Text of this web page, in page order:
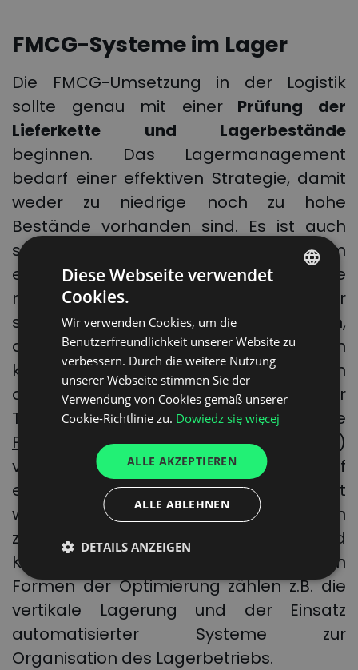
FMCG-Systeme im Lager
Die FMCG-Umsetzung in der Logistik
sollte genau mit einerPrüfung der
Lieferkette und Lagerbestände
beginnen. Das Lagermanagement
bedarf einer effektiven Strategie, damit
weder zu niedrige noch zu hohe
Bestände vorhanden sind. Es ist auch
sehr wichtig, den Lagerraum
entsprechend zu verwalten. Die Produkte
mit der kürzesten Haltbarkeitsdauer
sollten den Vorrang vor solchen haben,
die etwas länger im Lager bleiben
können. Die FMCG-Prozesse können
auch durch den Einsatz moderner
Transport Management Systeme wie
Freights
automatisierter-frachtauftrag )
verbessert werden. Die Waren, die auf
eine ähnliche Weise transportiert
werden, z.B. mit einem Kühlwagen, sollten
zusammen gelagert werden, um Zeit und
Kosten zu sparen. Zu den weiteren
Formen der Optimierung zählen z.B. die
vertikale Lagerung und der Einsatz
automatisierter Systeme zur
Organisation des Lagerbetriebs.
SPANISH
FRENCH
Diese Webseite verwendet
Cookies.
Wir verwenden Cookies, um die
Benutzerfreundlichkeit unserer Website zu
verbessern. Durch die weitere Nutzung
unserer Webseite stimmen Sie der
Verwendung von Cookies gemäß unserer
Cookie-Richtlinie zu. Dowiedz się więcej
ALLE AKZEPTIEREN
ALLE ABLEHNEN
DETAILS ANZEIGEN